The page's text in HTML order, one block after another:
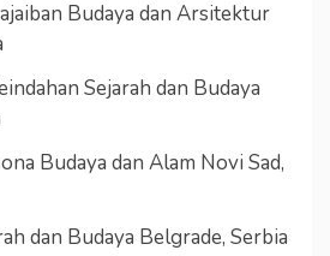
Budaya dan Arsitektur
Sejarah dan Budaya
Budaya dan Alam Novi Sad,
dan Budaya Belgrade, Serbia